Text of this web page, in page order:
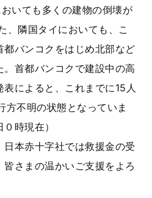
いても多くの建物の倒壊が
、隣国タイにおいても、こ
バンコクをはじめ北部など
首都バンコクで建設中の高
によると、これまでに15人
方不明の状態となっていま
時現在）
本赤十字社では救援金の受
さまの温かいご支援をよろ